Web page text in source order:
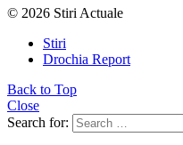
© 2026 Stiri Actuale
Stiri
Drochia Report
Back to Top
Close
Search for: